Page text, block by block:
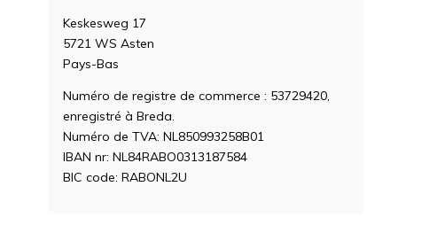
Keskesweg 17
5721 WS Asten
Pays-Bas
Numéro de registre de commerce : 53729420,
enregistré à Breda.
Numéro de TVA: NL850993258B01
IBAN nr: NL84RABO0313187584
BIC code: RABONL2U